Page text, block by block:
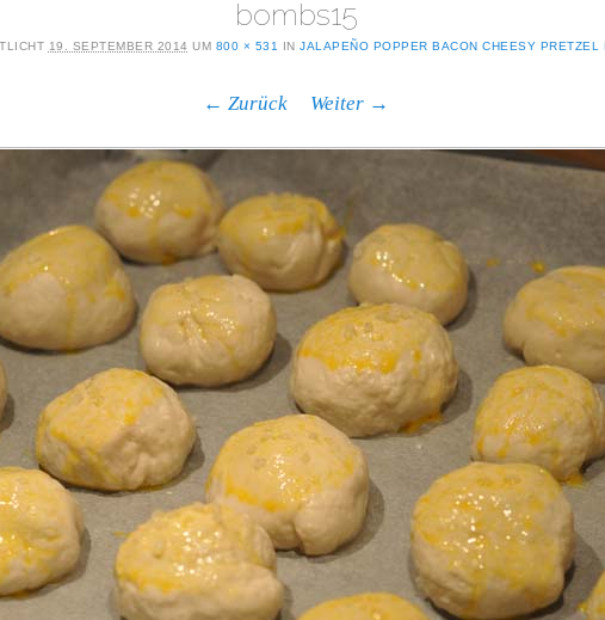
bombs15
19. SEPTEMBER 2014 UM 800 × 531 INJALAPEÑO POPPER BACON CHEESY PRETZEL
← Zurück Weiter →